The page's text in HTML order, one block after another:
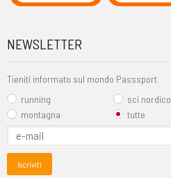
NEWSLETTER
Tieniti informato sul mondo Passsport
running
sci nordico
montagna
tutte
Iscriviti